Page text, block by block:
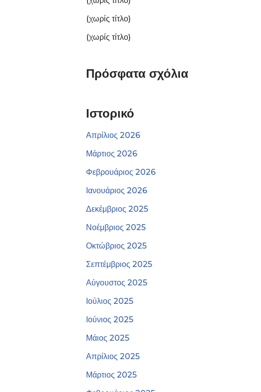
(χωρίς τίτλο)
(χωρίς τίτλο)
Πρόσφατα σχόλια
Ιστορικό
Απρίλιος 2026
Μάρτιος 2026
Φεβρουάριος 2026
Ιανουάριος 2026
Δεκέμβριος 2025
Νοέμβριος 2025
Οκτώβριος 2025
Σεπτέμβριος 2025
Αύγουστος 2025
Ιούλιος 2025
Ιούνιος 2025
Μάιος 2025
Απρίλιος 2025
Μάρτιος 2025